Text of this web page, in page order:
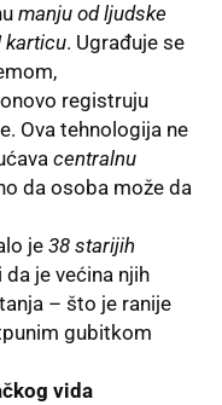
manju od ljudske
karticu. Ugrađuje se
registruju
Ova tehnologija ne
centralnu
da osoba može da
je 38 starijih
je većina njih
– što je ranije
gubitkom
vida